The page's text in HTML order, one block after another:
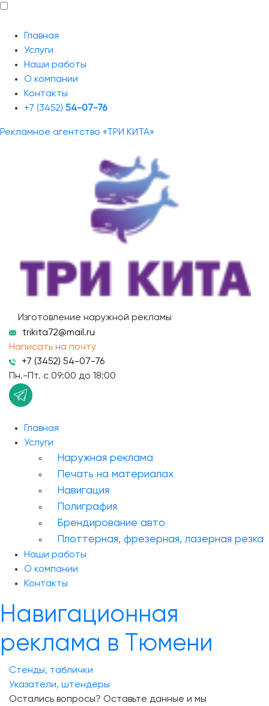
Главная
Услуги
Наши работы
О компании
Контакты
+7 (3452) 54-07-76
Рекламное агентство «ТРИ КИТА»
Изготовление наружной рекламы
trikita72@mail.ru
Написать на почту
+7 (3452) 54-07-76
Пн.-Пт. с 09:00 до 18:00
Главная
Услуги
Наружная реклама
Печать на материалах
Навигация
Полиграфия
Брендирование авто
Плоттерная, фрезерная, лазерная резка
Наши работы
О компании
Контакты
Навигационная
реклама в Тюмени
Стенды, таблички
Указатели, штендеры
Остались вопросы? Оставьте данные и мы